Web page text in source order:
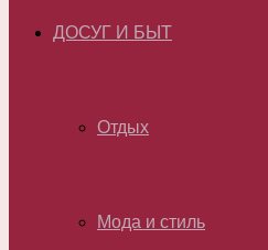
ДОСУГ И БЫТ
Отдых
Мода и стиль